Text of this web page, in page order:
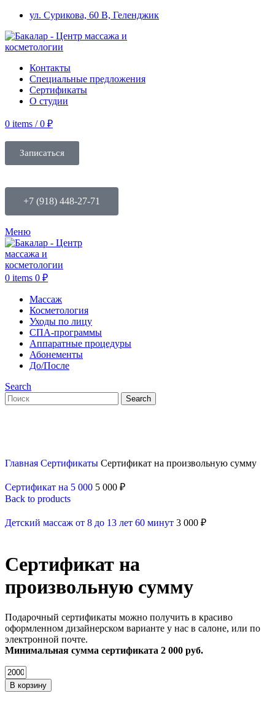
ул. Сурикова, 60 В, Геленджик
Контакты
Специальные предложения
Сертификаты
О студии
0 items / 0 ₽
Записаться
+7 (918) 448-27-71
Меню
0 items 0 ₽
Массаж
Косметология
Уходы по лицу
СПА-программы
Аппаратные процедуры
Абонементы
До/После
Search
Search
Главная Сертификаты Сертификат на произвольную сумму
Сертификат на 5 000 5 000 ₽
Back to products
Детский массаж от 8 до 13 лет 60 минут 3 000 ₽
Сертификат на
произвольную сумму
Подарочный сертификаты можно получить в красиво
оформленном дизайнерском варианте у нас в салоне, или по
электронной почте.
Минимальная сумма сертификата 2 000 руб.
В корзину